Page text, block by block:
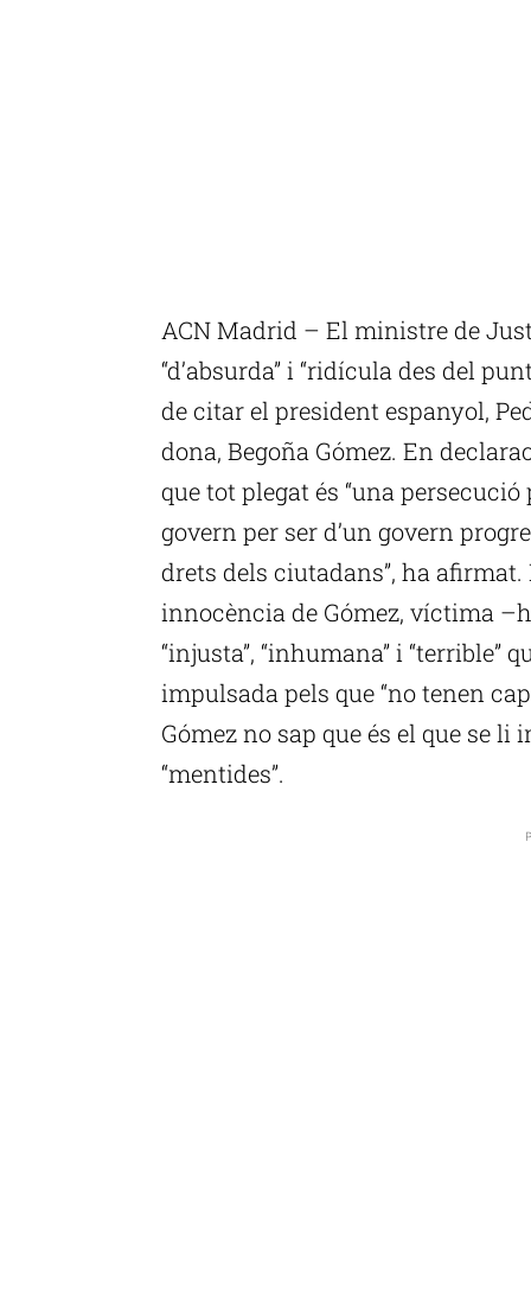
ACN Madrid – El ministre de
“d’absurda” i “ridícula des del
de citar el president espanyol,
dona, Begoña Gómez. En
que tot plegat és “una
govern per ser d’un govern
drets dels ciutadans”, ha
innocència de Gómez, víctima
“injusta”, “inhumana” i “terrible”
impulsada pels que “no tenen
Gómez no sap que és el que se
“mentides”.